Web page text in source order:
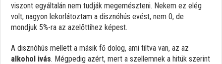
viszont egyáltalán nem tudják megemészteni. Nekem ez elég
volt, nagyon lekorlátoztam a disznóhús evést, nem 0, de
mondjuk 5%-ra az azelőttihez képest.
A disznóhús mellett a másik fő dolog, ami tiltva van, az az
alkohol ivás. Mégpedig azért, mert a szellemnek a hitük szerint